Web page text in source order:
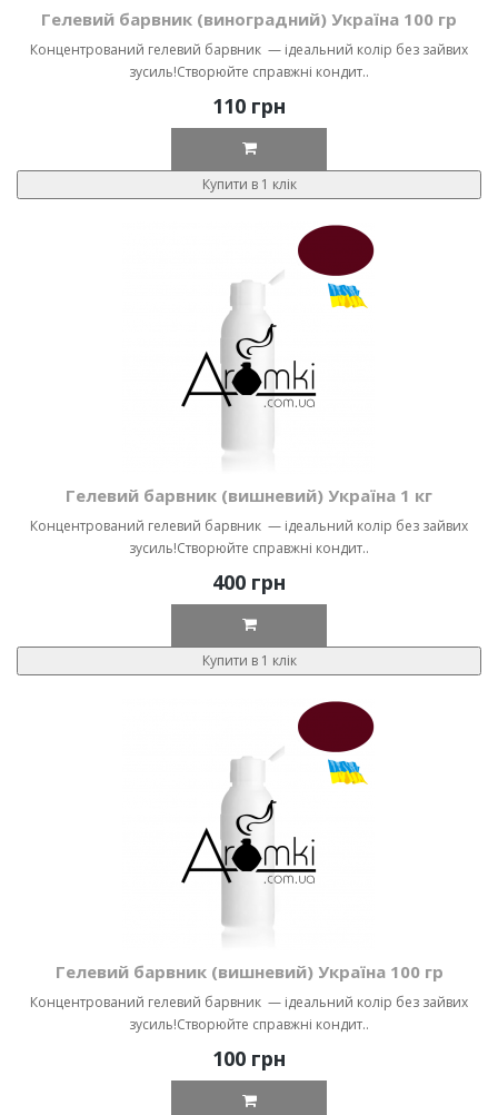
Гелевий барвник (виноградний) Україна 100 гр
Концентрований гелевий барвник — ідеальний колір без зайвих
зусиль!Створюйте справжні кондит..
110 грн
Купити в 1 клік
Гелевий барвник (вишневий) Україна 1 кг
Концентрований гелевий барвник — ідеальний колір без зайвих
зусиль!Створюйте справжні кондит..
400 грн
Купити в 1 клік
Гелевий барвник (вишневий) Україна 100 гр
Концентрований гелевий барвник — ідеальний колір без зайвих
зусиль!Створюйте справжні кондит..
100 грн